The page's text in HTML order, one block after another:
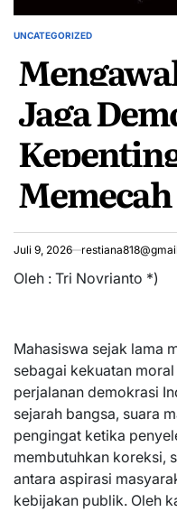
POSTED
UNCATEGORIZED
Jaga
Juli 9, 2026
Oleh : Tri Novrianto *)
Mahasiswa sejak lama
sebagai kekuatan
perjalanan demokrasi
sejarah bangsa, suara
pengingat ketika
membutuhkan koreksi,
antara aspirasi
kebijakan publik. Oleh